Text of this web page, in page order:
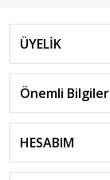
ÜYELİK
Önemli Bilgiler
HESABIM